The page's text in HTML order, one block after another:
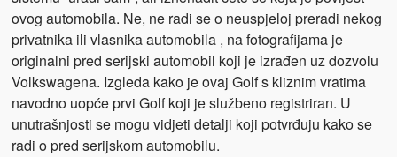
ovog automobila. Ne, ne radi se o neuspjeloj preradi nekog
privatnika ili vlasnika automobila , na fotografijama je
originalni pred serijski automobil koji je izrađen uz dozvolu
Volkswagena. Izgleda kako je ovaj Golf s kliznim vratima
navodno uopće prvi Golf koji je službeno registriran. U
unutrašnjosti se mogu vidjeti detalji koji potvrđuju kako se
radi o pred serijskom automobilu.